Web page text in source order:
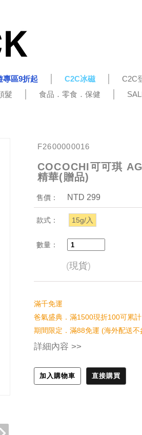
專區9折起 C2C冰磁 C2C
髮 食品．零食．保健
F2600000016
COCOCHI可可琪
精華(贈品)
售價： NTD 299
款式： 15g/入
數量：
(現貨)
滿千免運
爸氣盛典．滿1500現折100可累
期間限定．滿88免運 (海外配送不
詳細內容 >>
加入購物車 直接購買